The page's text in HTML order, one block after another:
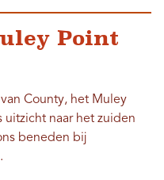
Point
County, het Muley
naar het zuiden
beneden bij